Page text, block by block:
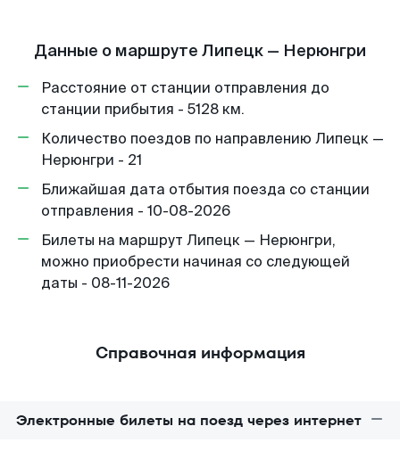
Данные о маршруте Липецк — Нерюнгри
Расстояние от станции отправления до
станции прибытия - 5128 км.
Количество поездов по направлению Липецк —
Нерюнгри - 21
Ближайшая дата отбытия поезда со станции
отправления - 10-08-2026
Билеты на маршрут Липецк — Нерюнгри,
можно приобрести начиная со следующей
даты - 08-11-2026
Справочная информация
Электронные билеты на поезд через интернет